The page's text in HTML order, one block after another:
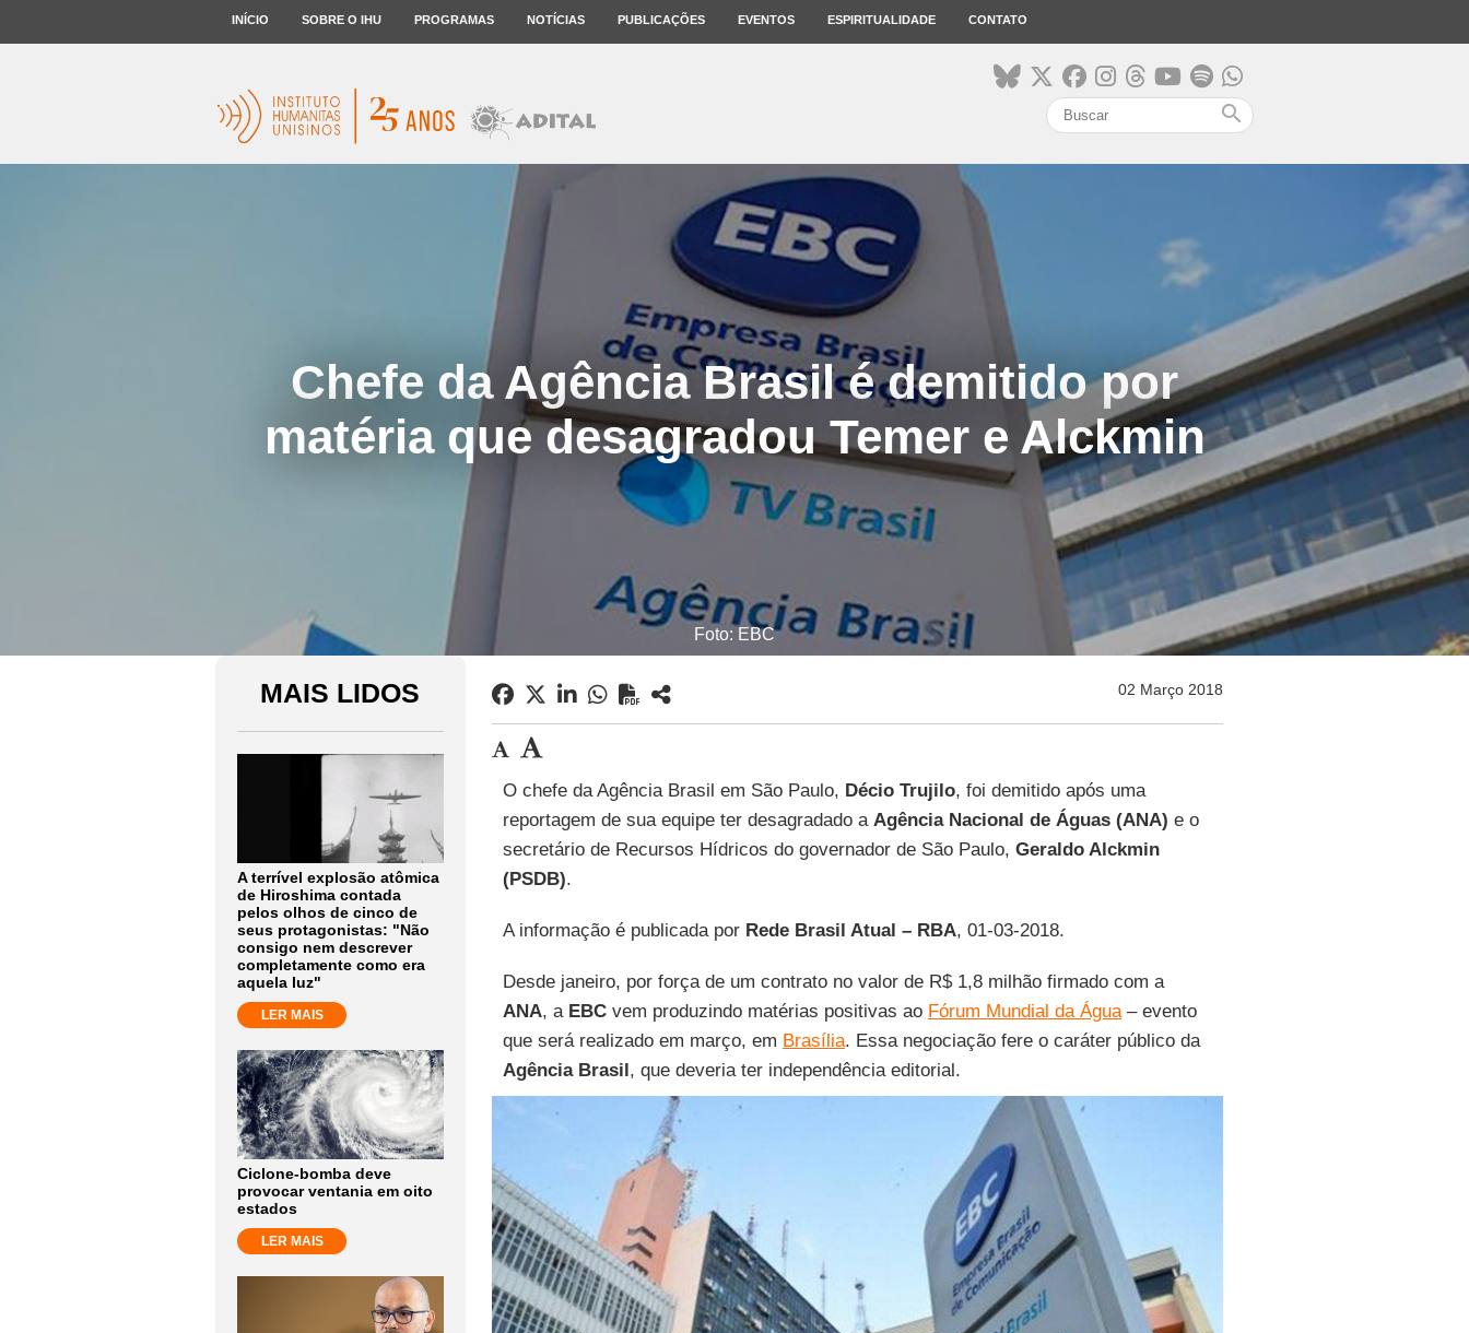
INÍCIO SOBRE O IHU PROGRAMAS NOTÍCIAS PUBLICAÇÕES EVENTOS ESPIRITUALIDADE CONTATO
search
Chefe da Agência Brasil é demitido por
matéria que desagradou Temer e Alckmin
Foto: EBC
MAIS LIDOS
A terrível explosão atômica
de Hiroshima contada
pelos olhos de cinco de
seus protagonistas: "Não
consigo nem descrever
completamente como era
aquela luz"
LER MAIS
Ciclone-bomba deve
provocar ventania em oito
estados
LER MAIS
02 Março 2018
O chefe da Agência Brasil em São Paulo, Décio Trujilo, foi demitido após uma
reportagem de sua equipe ter desagradado a Agência Nacional de Águas (ANA) e o
secretário de Recursos Hídricos do governador de São Paulo, Geraldo Alckmin
(PSDB).
A informação é publicada por Rede Brasil Atual – RBA, 01-03-2018.
Desde janeiro, por força de um contrato no valor de R$ 1,8 milhão firmado com a
ANA, a EBCvem produzindo matérias positivas ao Fórum Mundial da Água– evento
que será realizado em março, em Brasília. Essa negociação fere o caráter público da
Agência Brasil, que deveria ter independência editorial.